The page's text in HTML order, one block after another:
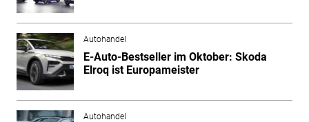
Autohandel
E-Auto-Bestseller im Oktober: Skoda
Elroq ist Europameister
Autohandel